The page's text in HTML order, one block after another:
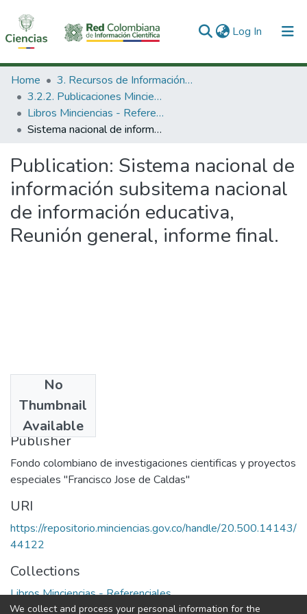
Log In (current)
Communities & Collections
All of DSpace
Statistics
Home
3. Recursos de Información Científica y Tecnológica
3.2.2. Publicaciones Minciencias
Libros Minciencias - Referenciales
Sistema nacional de información subsitema nacional de información educativa, Reunión general, informe final.
Publication: Sistema nacional de
información subsitema nacional
de información educativa,
Reunión general, informe final.
No
Thumbnail
Available
1977
Publisher
Fondo colombiano de investigaciones cientificas y proyectos
especiales "Francisco Jose de Caldas"
URI
https://repositorio.minciencias.gov.co/handle/20.500.14143/
44122
Collections
Libros Minciencias - Referenciales
We collect and process your personal information for the